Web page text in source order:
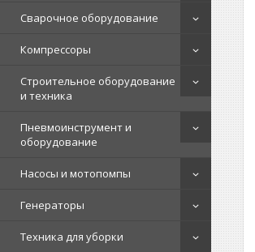
Сварочное оборудование
Компрессоры
Строительное оборудование
и техника
Пневмоинструмент и
оборудование
Насосы и мотопомпы
Генераторы
Техника для уборки